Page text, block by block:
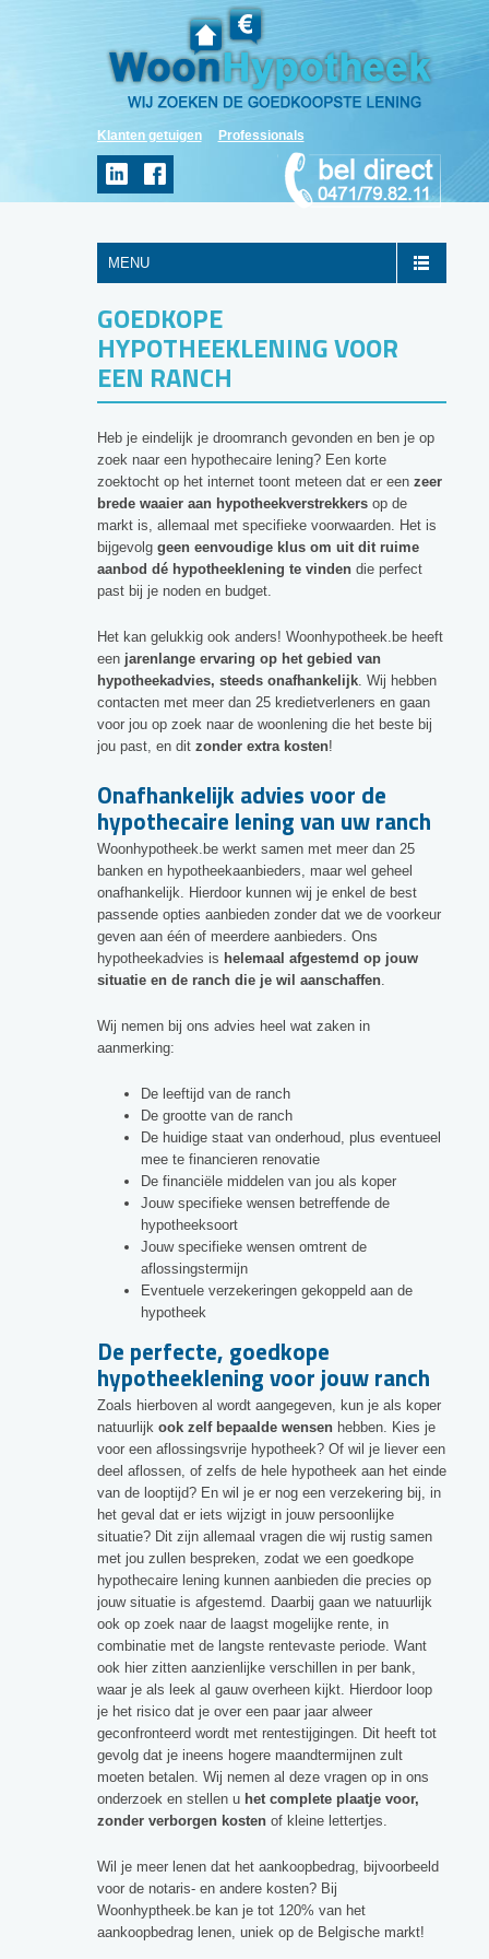
Klanten getuigen Professionals
MENU
GOEDKOPE
HYPOTHEEKLENING VOOR
EEN RANCH
Heb je eindelijk je droomranch gevonden en ben je op
zoek naar een hypothecaire lening? Een korte
zoektocht op het internet toont meteen dat er een zeer
brede waaier aan hypotheekverstrekkersop de
markt is, allemaal met specifieke voorwaarden. Het is
bijgevolg geen eenvoudige klus om uit dit ruime
aanbod dé hypotheeklening te vindendie perfect
past bij je noden en budget.
Het kan gelukkig ook anders! Woonhypotheek.be heeft
een jarenlange ervaring op het gebied van
hypotheekadvies, steeds onafhankelijk. Wij hebben
contacten met meer dan 25 kredietverleners en gaan
voor jou op zoek naar de woonlening die het beste bij
jou past, en dit zonder extra kosten!
Onafhankelijk advies voor de
hypothecaire lening van uw ranch
Woonhypotheek.be werkt samen met meer dan 25
banken en hypotheekaanbieders, maar wel geheel
onafhankelijk. Hierdoor kunnen wij je enkel de best
passende opties aanbieden zonder dat we de voorkeur
geven aan één of meerdere aanbieders. Ons
hypotheekadvies is helemaal afgestemd op jouw
situatie en de ranch die je wil aanschaffen.
Wij nemen bij ons advies heel wat zaken in
aanmerking:
De leeftijd van de ranch
De grootte van de ranch
De huidige staat van onderhoud, plus eventueel
mee te financieren renovatie
De financiële middelen van jou als koper
Jouw specifieke wensen betreffende de
hypotheeksoort
Jouw specifieke wensen omtrent de
aflossingstermijn
Eventuele verzekeringen gekoppeld aan de
hypotheek
De perfecte, goedkope
hypotheeklening voor jouw ranch
Zoals hierboven al wordt aangegeven, kun je als koper
natuurlijk ook zelf bepaalde wensenhebben. Kies je
voor een aflossingsvrije hypotheek? Of wil je liever een
deel aflossen, of zelfs de hele hypotheek aan het einde
van de looptijd? En wil je er nog een verzekering bij, in
het geval dat er iets wijzigt in jouw persoonlijke
situatie? Dit zijn allemaal vragen die wij rustig samen
met jou zullen bespreken, zodat we een goedkope
hypothecaire lening kunnen aanbieden die precies op
jouw situatie is afgestemd. Daarbij gaan we natuurlijk
ook op zoek naar de laagst mogelijke rente, in
combinatie met de langste rentevaste periode. Want
ook hier zitten aanzienlijke verschillen in per bank,
waar je als leek al gauw overheen kijkt. Hierdoor loop
je het risico dat je over een paar jaar alweer
geconfronteerd wordt met rentestijgingen. Dit heeft tot
gevolg dat je ineens hogere maandtermijnen zult
moeten betalen. Wij nemen al deze vragen op in ons
onderzoek en stellen u het complete plaatje voor,
zonder verborgen kostenof kleine lettertjes.
Wil je meer lenen dat het aankoopbedrag, bijvoorbeeld
voor de notaris- en andere kosten? Bij
Woonhyptheek.be kan je tot 120% van het
aankoopbedrag lenen, uniek op de Belgische markt!